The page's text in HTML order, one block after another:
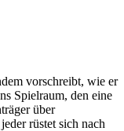
vorschreibt, wie er
Spielraum, den eine
über
rüstet sich nach